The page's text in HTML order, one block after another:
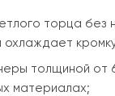
торца
охлаждает
толщиной от
материалах;